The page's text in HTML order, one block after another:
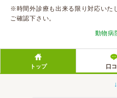
口コミ投稿
※時間外診療も出来る限り対応いた
ご確認下さい。
動物病
トップ 口コ
↓